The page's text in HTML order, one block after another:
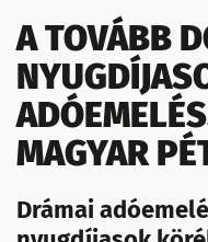
A TOVÁBB
MAGYAR
Drámai